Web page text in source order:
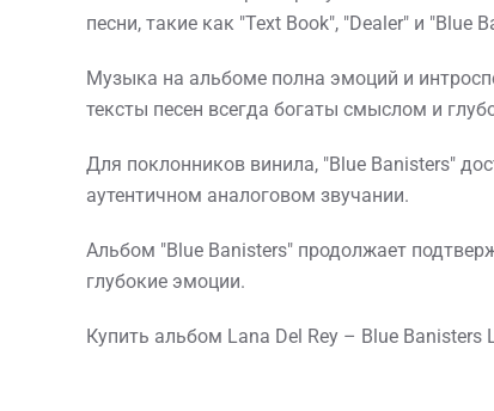
песни, такие как "Text Book", "Dealer" и
Музыка на альбоме полна эмоций и
тексты песен всегда богаты смыслом и
Для поклонников винила, "Blue Banisters"
аутентичном аналоговом звучании.
Альбом "Blue Banisters" продолжает
глубокие эмоции.
Купить альбом Lana Del Rey – Blue